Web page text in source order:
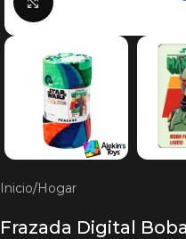
Inicio/Hogar
Frazada Digital